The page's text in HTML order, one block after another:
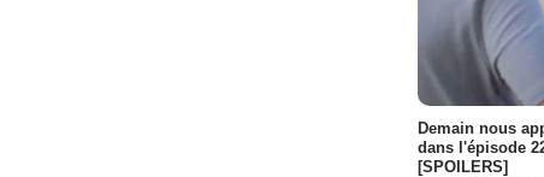
Demain nous
dans l'épisode
[SPOILERS]